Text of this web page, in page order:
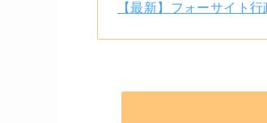
【最新】フォーサイト